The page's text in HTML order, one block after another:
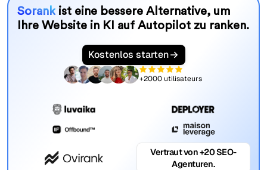
Sorankist eine bessere Alternative, um
Ihre Website in KI auf Autopilot zu ranken.
Kostenlos starten
+2000 utilisateurs
Vertraut von +20 SEO-
Agenturen.